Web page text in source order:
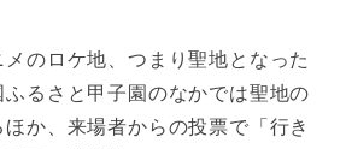
のロケ地、つまり聖地となった
るさと甲子園のなかでは聖地の
か、来場者からの投票で「行き